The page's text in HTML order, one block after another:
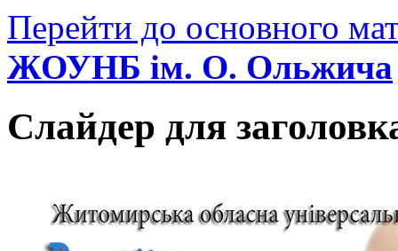
Перейти до основного
ЖОУНБ ім. О. Ольжича
Слайдер для